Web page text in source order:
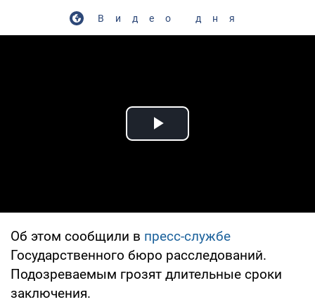
Видео дня
Play Video
Об этом сообщили в пресс-службе
Государственного бюро расследований.
Подозреваемым грозят длительные сроки
заключения.